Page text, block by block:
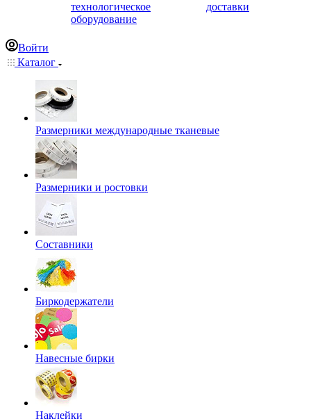
технологическое
оборудование
доставки
Войти
Каталог
Размерники международные тканевые
Размерники и ростовки
Составники
Биркодержатели
Навесные бирки
Наклейки